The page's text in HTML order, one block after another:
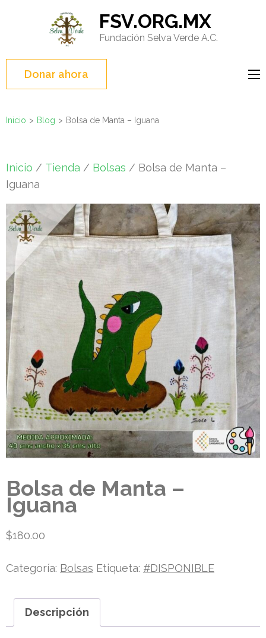
(presione
Entrar)
FSV.ORG.MX
Fundación Selva Verde A.C.
Donar ahora
Inicio > Blog > Bolsa de Manta – Iguana
Inicio / Tienda / Bolsas / Bolsa de Manta –
Iguana
Bolsa de Manta –
Iguana
$180.00
Categoría: Bolsas Etiqueta: #DISPONIBLE
Descripción